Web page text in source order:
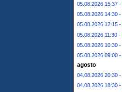
05.08.2026 15:37 -
05.08.2026 14:30 -
05.08.2026 12:15 -
05.08.2026 11:30 -
05.08.2026 10:30 -
05.08.2026 09:00 -
agosto
04.08.2026 20:30 -
04.08.2026 18:30 -